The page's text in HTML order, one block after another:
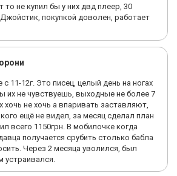
персонала, так как недостачи
и в баснословных размерах. Итог:
яма не существует!!!!
не купил бы у них двд плеер, 30
покупкой доволен, работает
11-12г. Это писец, целый день на ногах
их не чувствуешь, выходные не более 7
не хочь а впаривать заставляют,
ещё не видел, за месяц сделал план
всего 1150грн. В мобилочке когда
получается срубить столько бабла
Через 2 месяца уволился, был
устраивался.